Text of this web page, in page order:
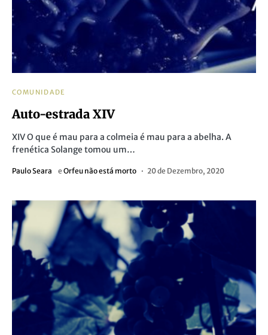
COMUNIDADE
Auto-estrada XIV
XIV O que é mau para a colmeia é mau para a abelha. A
frenética Solange tomou um…
Paulo Seara e Orfeu não está morto 20 de Dezembro, 2020